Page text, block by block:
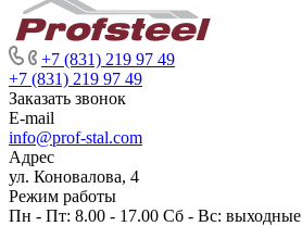
+7 (831) 219 97 49
+7 (831) 219 97 49
Заказать звонок
E-mail
info@prof-stal.com
Адрес
ул. Коновалова, 4
Режим работы
Пн - Пт: 8.00 - 17.00 Сб - Вс: выходные